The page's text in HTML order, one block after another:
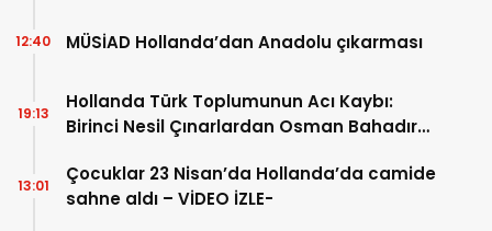
MÜSİAD Hollanda’dan Anadolu çıkarması
12:40
Hollanda Türk Toplumunun Acı Kaybı:
Birinci Nesil Çınarlardan Osman Bahadır
19:13
Çocuklar 23 Nisan’da Hollanda’da camide
sahne aldı – VİDEO İZLE-
13:01